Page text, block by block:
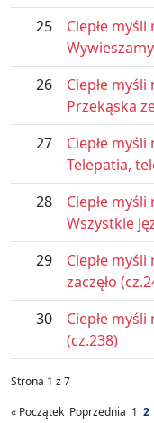
25
Ciepłe
26
Ciepłe
Przekąska
27
Ciepłe
Telepatia,
28
Ciepłe
Wszystkie
29
Ciepłe
zaczęło
30
Ciepłe
(cz.238)
Strona 1 z 7
« Początek Poprzednia 1 2